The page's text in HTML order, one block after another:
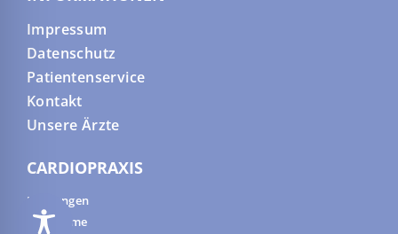
Impressum
Datenschutz
Patientenservice
Kontakt
Unsere Ärzte
CARDIOPRAXIS
Leistungen
Symptome